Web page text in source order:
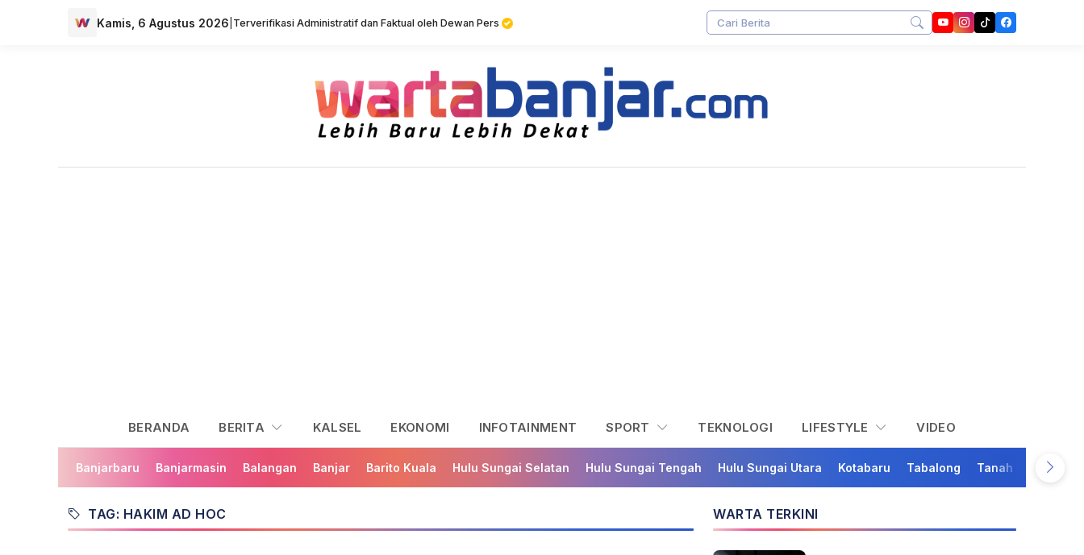
Kamis, 6 Agustus 2026 Terverifikasi Administratif dan Faktual oleh Dewan Pers
BERANDA BERITA KALSEL EKONOMI INFOTAINMENT SPORT TEKNOLOGI LIFESTYLE VIDEO
Banjarbaru Banjarmasin Balangan Banjar Barito Kuala Hulu Sungai Selatan Hulu Sungai Tengah Hulu Sungai Utara Kotabaru Tabalong Tanah Bumbu
TAG: HAKIM AD HOC WARTA TERKINI